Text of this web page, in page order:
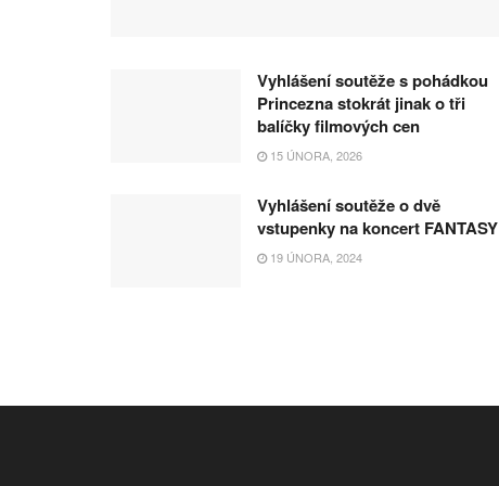
Vyhlášení soutěže s pohádkou
Princezna stokrát jinak o tři
balíčky filmových cen
15 ÚNORA, 2026
Vyhlášení soutěže o dvě
vstupenky na koncert FANTASY
19 ÚNORA, 2024